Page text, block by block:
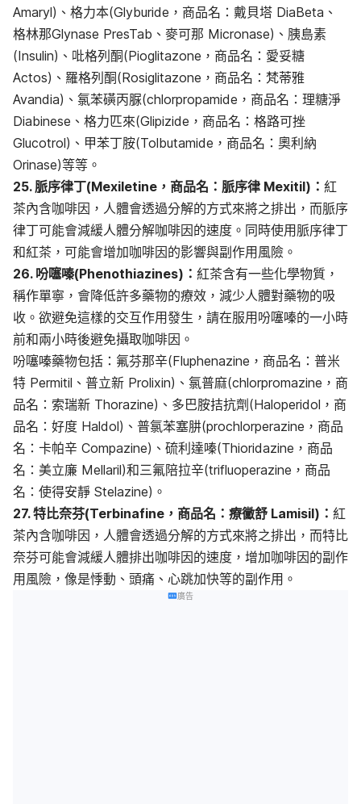
Amaryl)、格力本(Glyburide，商品名：戴貝塔 DiaBeta、
格林那Glynase PresTab、麥可那 Micronase)、胰島素
(Insulin)、吡格列酮(Pioglitazone，商品名：愛妥糖
Actos)、羅格列酮(Rosiglitazone，商品名：梵蒂雅
Avandia)、氯苯磺丙脲(chlorpropamide，商品名：理糖淨
Diabinese、格力匹來(Glipizide，商品名：格路可挫
Glucotrol)、甲苯丁胺(Tolbutamide，商品名：奧利納
Orinase)等等。
25. 脈序律丁(Mexiletine，商品名：脈序律 Mexitil)： 紅
茶內含咖啡因，人體會透過分解的方式來將之排出，而脈序
律丁可能會減緩人體分解咖啡因的速度。同時使用脈序律丁
和紅茶，可能會增加咖啡因的影響與副作用風險。
26. 吩噻嗪(Phenothiazines)： 紅茶含有一些化學物質，
稱作單寧，會降低許多藥物的療效，減少人體對藥物的吸
收。欲避免這樣的交互作用發生，請在服用吩噻嗪的一小時
前和兩小時後避免攝取咖啡因。
吩噻嗪藥物包括：氟芬那辛(Fluphenazine，商品名：普米
特 Permitil、普立新 Prolixin)、氯普麻(chlorpromazine，商
品名：索瑞新 Thorazine)、多巴胺拮抗劑(Haloperidol，商
品名：好度 Haldol)、普氯苯塞肼(prochlorperazine，商品
名：卡帕辛 Compazine)、硫利達嗪(Thioridazine，商品
名：美立廉 Mellaril)和三氟陪拉辛(trifluoperazine，商品
名：使得安靜 Stelazine)。
27. 特比奈芬(Terbinafine，商品名：療黴舒 Lamisil)： 紅
茶內含咖啡因，人體會透過分解的方式來將之排出，而特比
奈芬可能會減緩人體排出咖啡因的速度，增加咖啡因的副作
用風險，像是悸動、頭痛、心跳加快等的副作用。
廣告